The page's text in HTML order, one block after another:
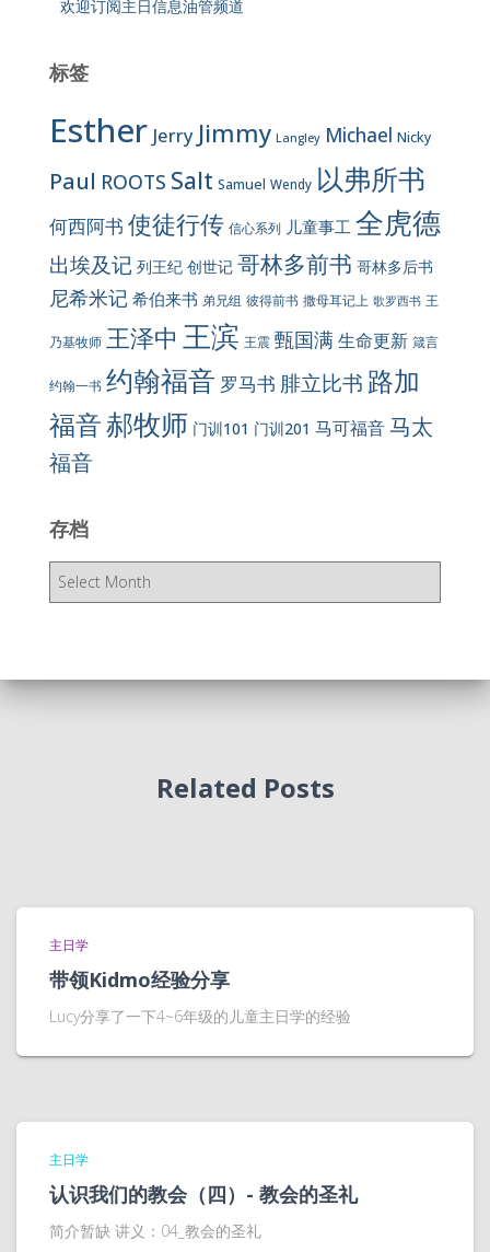
欢迎订阅主日信息油管频道
标签
Esther Jerry Jimmy Langley Michael Nicky
Paul ROOTS Salt Samuel Wendy 以弗所书
何西阿书 使徒行传 信心系列 儿童事工 全虎德
出埃及记 列王纪 创世记 哥林多前书 哥林多后书
尼希米记 希伯来书 弟兄组 彼得前书 撒母耳记上 歌罗西书 王
乃基牧师 王泽中 王滨 王震 甄国满生命更新 箴言
约翰一书 约翰福音 罗马书 腓立比书 路加
福音郝牧师 门训101 门训201 马可福音马太
福音
存档
存
Related Posts
主日学
带领Kidmo经验分享
Lucy分享了一下4~6年级的儿童主日学的经验
主日学
认识我们的教会（四）- 教会的圣礼
简介暂缺 讲义：04_教会的圣礼